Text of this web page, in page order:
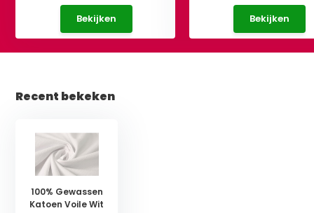
Bekijken Bekijken
Recent bekeken
100% Gewassen
Katoen Voile Wit